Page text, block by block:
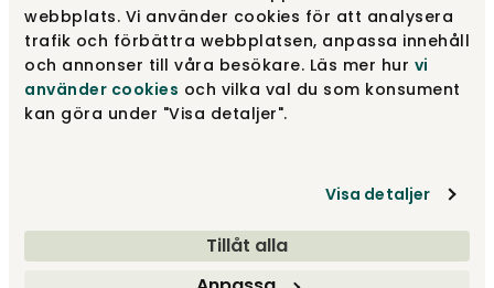
webbplats. Vi använder cookies för att analysera
trafik och förbättra webbplatsen, anpassa innehåll
och annonser till våra besökare. Läs mer hur vi
använder cookies och vilka val du som konsument
kan göra under "Visa detaljer".
Visa detaljer
Tillåt alla
Runda räfflade träben
Driplet Soffbord